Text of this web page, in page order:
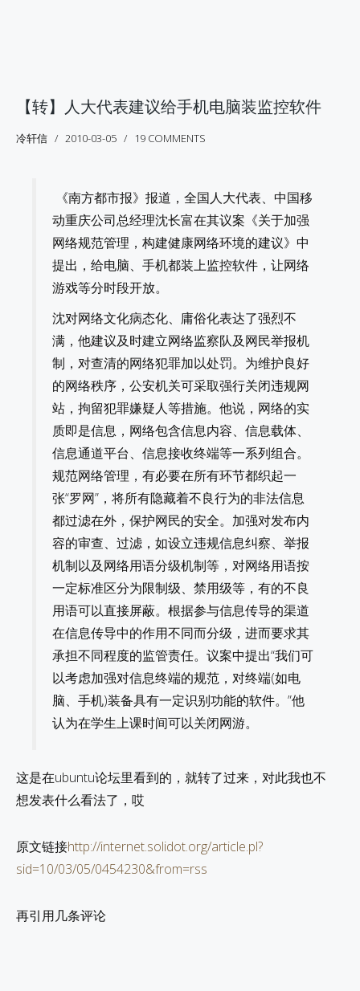
【转】人大代表建议给手机电脑装监控软件
冷轩信 2010-03-05 19 COMMENTS
《南方都市报》报道，全国人大代表、中国移
动重庆公司总经理沈长富在其议案《关于加强
网络规范管理，构建健康网络环境的建议》中
提出，给电脑、手机都装上监控软件，让网络
游戏等分时段开放。
沈对网络文化病态化、庸俗化表达了强烈不
满，他建议及时建立网络监察队及网民举报机
制，对查清的网络犯罪加以处罚。为维护良好
的网络秩序，公安机关可采取强行关闭违规网
站，拘留犯罪嫌疑人等措施。他说，网络的实
质即是信息，网络包含信息内容、信息载体、
信息通道平台、信息接收终端等一系列组合。
规范网络管理，有必要在所有环节都织起一
张“罗网”，将所有隐藏着不良行为的非法信息
都过滤在外，保护网民的安全。加强对发布内
容的审查、过滤，如设立违规信息纠察、举报
机制以及网络用语分级机制等，对网络用语按
一定标准区分为限制级、禁用级等，有的不良
用语可以直接屏蔽。根据参与信息传导的渠道
在信息传导中的作用不同而分级，进而要求其
承担不同程度的监管责任。议案中提出“我们可
以考虑加强对信息终端的规范，对终端(如电
脑、手机)装备具有一定识别功能的软件。”他
认为在学生上课时间可以关闭网游。
这是在ubuntu论坛里看到的，就转了过来，对此我也不
想发表什么看法了，哎
原文链接http://internet.solidot.org/article.pl?
sid=10/03/05/0454230&from=rss
再引用几条评论